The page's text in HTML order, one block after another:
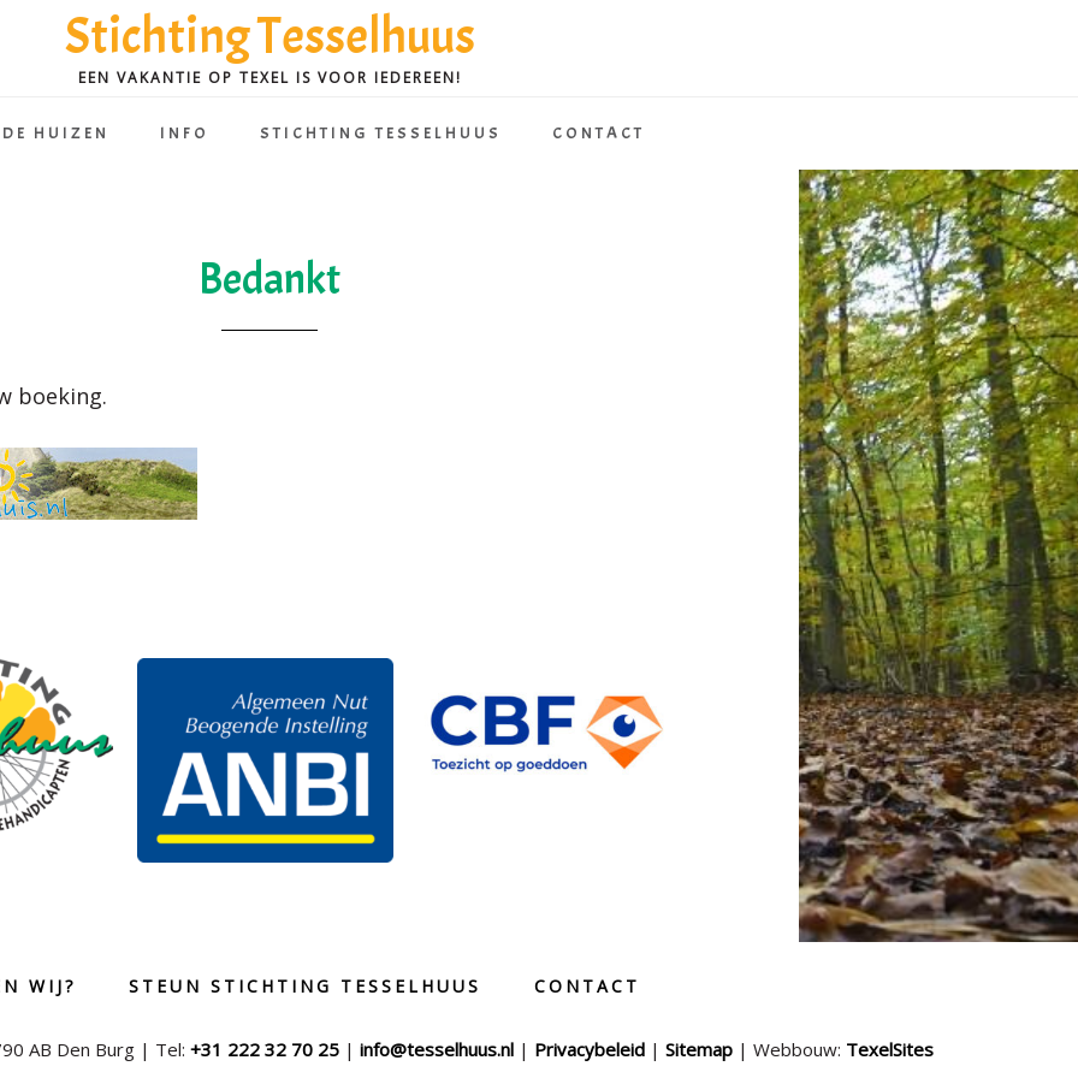
Stichting Tesselhuus
EEN VAKANTIE OP TEXEL IS VOOR IEDEREEN!
DE HUIZEN INFO STICHTING TESSELHUUS CONTACT
Bedankt
boeking.
WIJ? STEUN STICHTING TESSELHUUS CONTACT
AB Den Burg | Tel: +31 222 32 70 25 | info@tesselhuus.nl | Privacybeleid | Sitemap | Webbouw: TexelSites